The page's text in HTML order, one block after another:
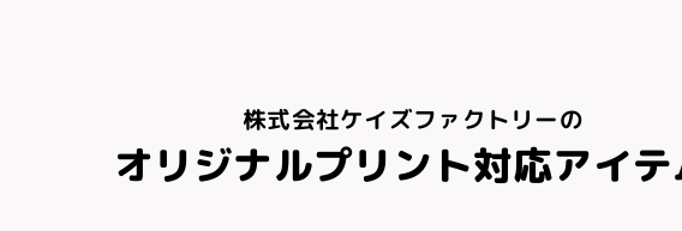
株式会社ケイズファクトリーの
オリジナルプリント対応アイ